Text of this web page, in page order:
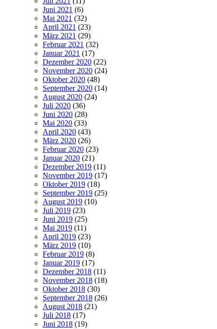
Juni 2021 (6)
Mai 2021 (32)
April 2021 (23)
März 2021 (29)
Februar 2021 (32)
Januar 2021 (17)
Dezember 2020 (22)
November 2020 (24)
Oktober 2020 (48)
September 2020 (14)
August 2020 (24)
Juli 2020 (36)
Juni 2020 (28)
Mai 2020 (33)
April 2020 (43)
März 2020 (26)
Februar 2020 (23)
Januar 2020 (21)
Dezember 2019 (11)
November 2019 (17)
Oktober 2019 (18)
September 2019 (25)
August 2019 (10)
Juli 2019 (23)
Juni 2019 (25)
Mai 2019 (11)
April 2019 (23)
März 2019 (10)
Februar 2019 (8)
Januar 2019 (17)
Dezember 2018 (11)
November 2018 (18)
Oktober 2018 (30)
September 2018 (26)
August 2018 (21)
Juli 2018 (17)
Juni 2018 (19)